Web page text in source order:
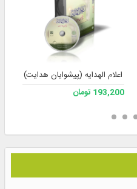
اعلام الهدایه (پیشوایان هدایت)
193,200 تومان